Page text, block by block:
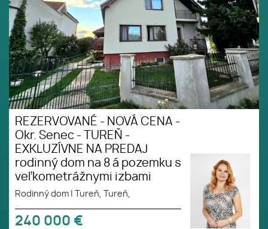
REZERVOVANÉ - NOVÁ CENA -
Okr. Senec - TUREŇ -
EXKLUZÍVNE NA PREDAJ
rodinný dom na 8 á pozemku s
veľkometrážnymi izbami
Rodinný dom Tureň, Tureň,
240 000 €